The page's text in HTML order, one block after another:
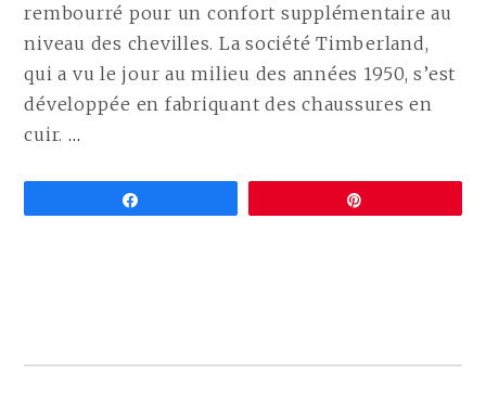
rembourré pour un confort supplémentaire au
niveau des chevilles. La société Timberland,
qui a vu le jour au milieu des années 1950, s’est
développée en fabriquant des chaussures en
cuir. …
ALTERNATIVES